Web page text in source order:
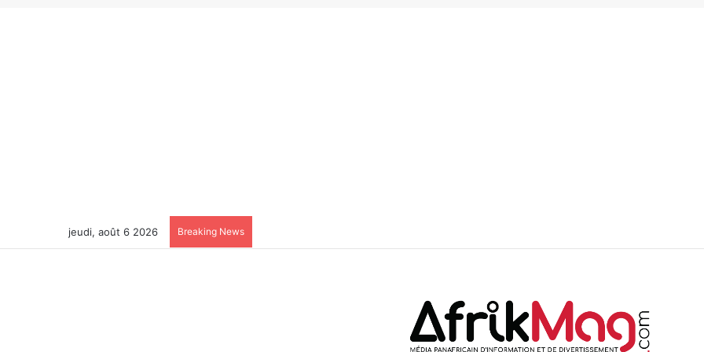
jeudi, août 6 2026 Breaking News